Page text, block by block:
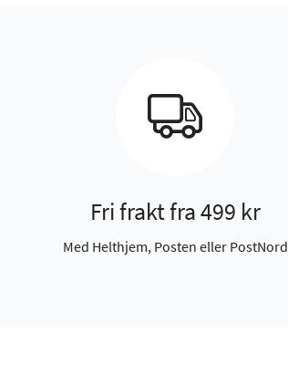
Fri frakt fra 499 kr
Med Helthjem, Posten eller PostNord